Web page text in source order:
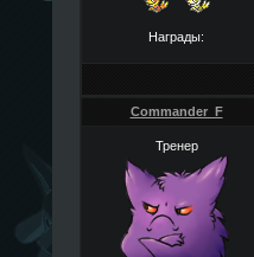
Награды:
Commander_F
Тренер